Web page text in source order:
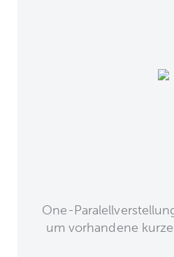
One-
um vorhandene